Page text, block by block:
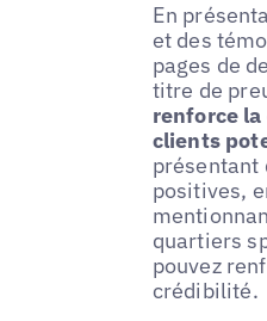
En
et des
pages de
titre de
renforce
clients
présentant
positives,
quartiers
pouvez
crédibilité.